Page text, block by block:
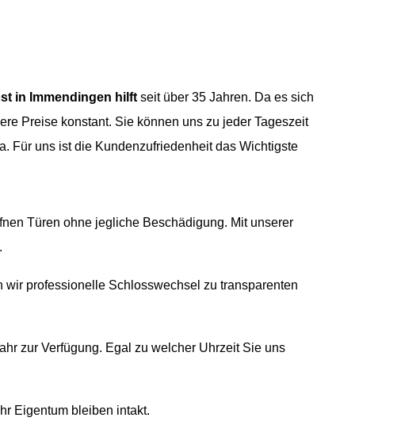
in Immendingen hilft seit über 35 Jahren. Da es sich
Preise konstant. Sie können uns zu jeder Tageszeit
Für uns ist die Kundenzufriedenheit das Wichtigste
Türen ohne jegliche Beschädigung. Mit unserer
professionelle Schlosswechsel zu transparenten
zur Verfügung. Egal zu welcher Uhrzeit Sie uns
Eigentum bleiben intakt.